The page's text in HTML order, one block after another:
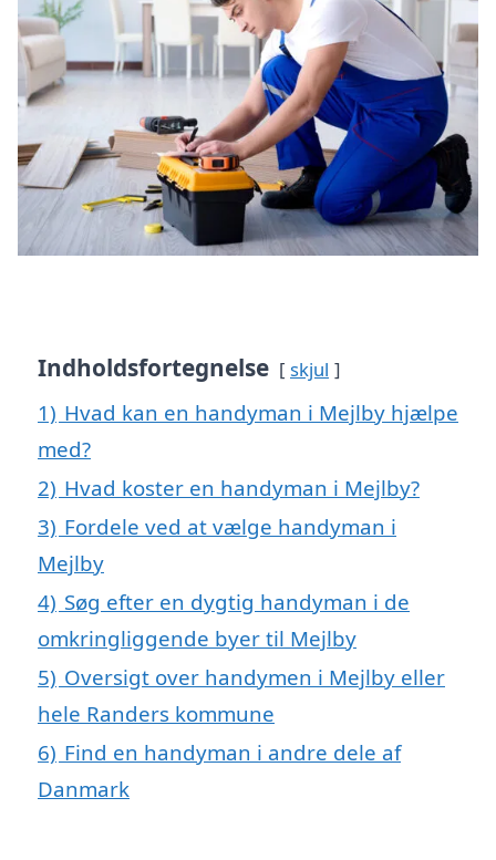
Indholdsfortegnelse skjul
1) Hvad kan en handyman i Mejlby hjælpe
med?
2) Hvad koster en handyman i Mejlby?
3) Fordele ved at vælge handyman i
Mejlby
4) Søg efter en dygtig handyman i de
omkringliggende byer til Mejlby
5) Oversigt over handymen i Mejlby eller
hele Randers kommune
6) Find en handyman i andre dele af
Danmark